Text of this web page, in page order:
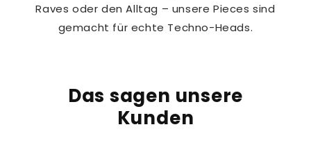
Raves oder den Alltag – unsere Pieces sind
gemacht für echte Techno-Heads.
Das sagen unsere
Kunden